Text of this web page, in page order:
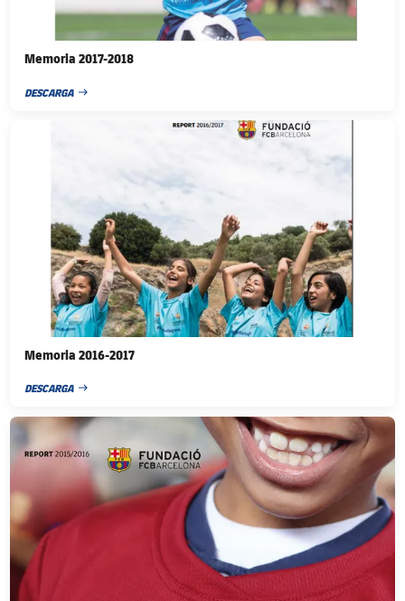
Memoria 2017-2018
DESCARGA
FECHA DE PUBLICACIÓN
Memoria 2016-2017
DESCARGA
FECHA DE PUBLICACIÓN
FC Barcelona club badge